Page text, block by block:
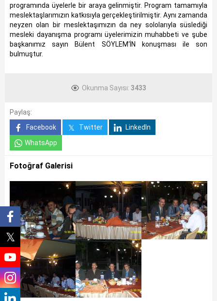
programında üyelerle bir araya gelinmiştir. Program tamamıyla
meslektaşlarımızın katkısıyla gerçekleştirilmiştir. Aynı zamanda
neyzen olan bir meslektaşımızın da ney sololarıyla süslediği
mesleki dayanışma programı üyelerimizin muhabbeti ve şube
başkanımız sayın Bülent SÖYLEM‘İN konuşması ile son
bulmuştur.
Okunma Sayısı: 3433
Paylaş:
Facebook
Twitter
LinkedIn
WhatsApp
Fotoğraf Galerisi